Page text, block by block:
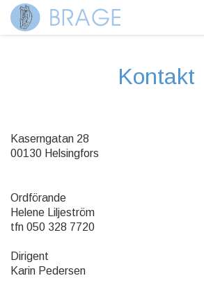
Kontakt
Kaserngatan 28
00130 Helsingfors
Ordförande
Helene Liljeström
tfn 050 328 7720
Dirigent
Karin Pedersen